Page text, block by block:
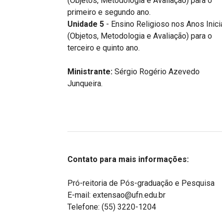
primeiro e segundo ano.
Unidade 5 - Ensino Religioso nos Anos
(Objetos, Metodologia e Avaliação) para o
terceiro e quinto ano.
Ministrante:Sérgio Rogério Azevedo
Junqueira.
Contato para mais informações:
Pró-reitoria de Pós-graduação e Pesquisa
E-mail: extensao@ufn.edu.br
Telefone: (55) 3220-1204